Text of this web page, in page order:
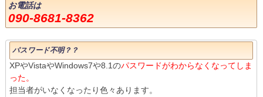
お電話は
090-8681-8362
パスワード不明？？
XPやVistaやWindows7や8.1のパスワードがわからなくなってしま
った。
担当者がいなくなったり色々あります。